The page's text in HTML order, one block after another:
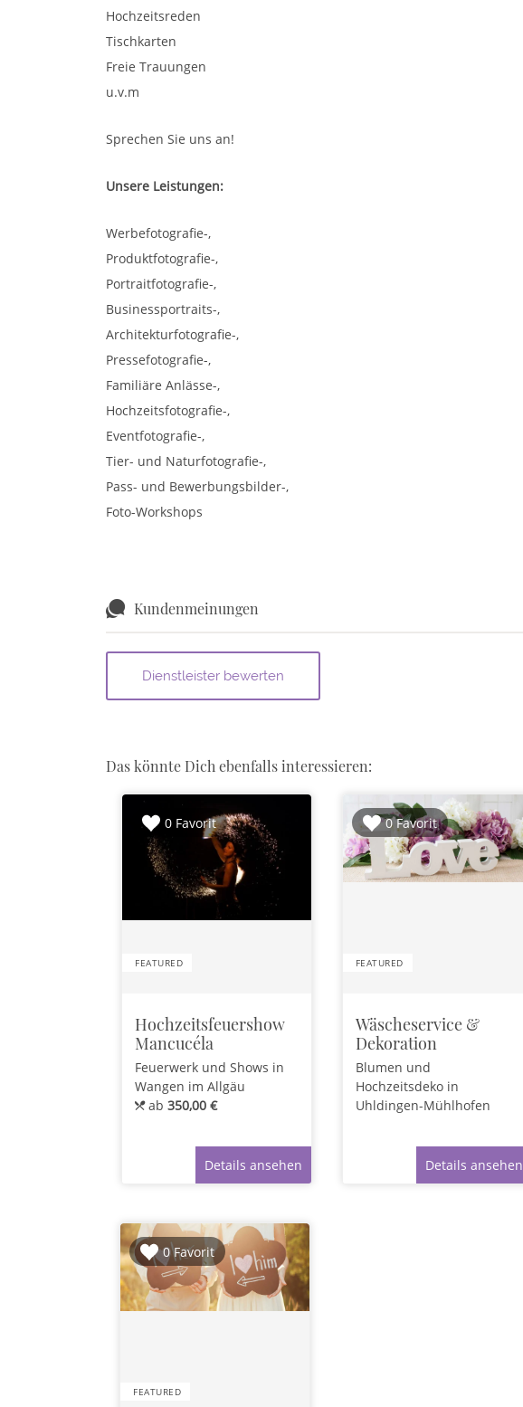
Hochzeitsreden
Tischkarten
Freie Trauungen
u.v.m
Sprechen Sie uns an!
Unsere Leistungen:
Werbefotografie-,
Produktfotografie-,
Portraitfotografie-,
Businessportraits-,
Architekturfotografie-,
Pressefotografie-,
Familiäre Anlässe-,
Hochzeitsfotografie-,
Eventfotografie-,
Tier- und Naturfotografie-,
Pass- und Bewerbungsbilder-,
Foto-Workshops
Kundenmeinungen
Das könnte Dich ebenfalls interessieren:
0 Favorit
FEATURED
Hochzeitsfeuershow
Mancucéla
Feuerwerk und Shows in
Wangen im Allgäu
ab350,00 €
Details ansehen
0 Favorit
FEATURED
Wäscheservice &
Dekoration
Blumen und
Hochzeitsdeko in
Uhldingen-Mühlhofen
Details ansehen
0 Favorit
FEATURED